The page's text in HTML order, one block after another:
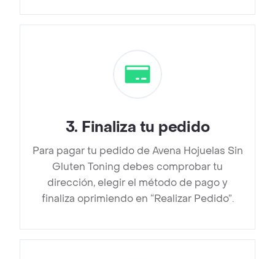
3. Finaliza tu pedido
Para pagar tu pedido de Avena Hojuelas Sin
Gluten Toning debes comprobar tu
dirección, elegir el método de pago y
finaliza oprimiendo en “Realizar Pedido”.